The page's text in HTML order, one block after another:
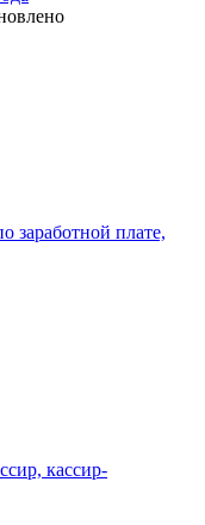
заработной плате,
кассир-